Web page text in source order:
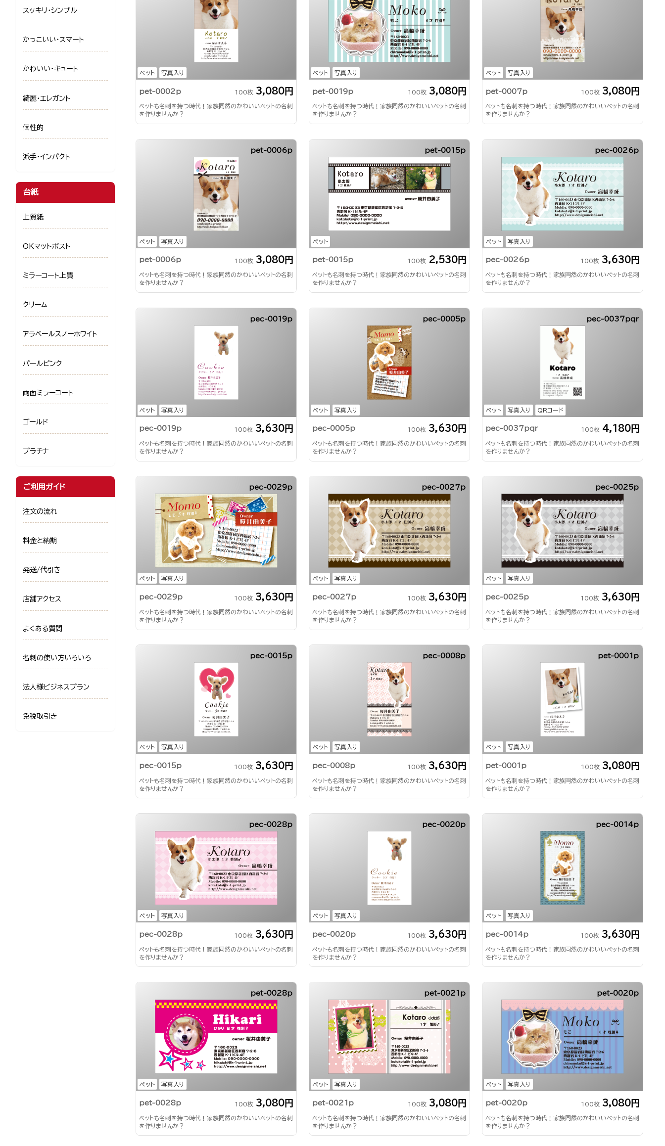
ペット 写真入り
pet-0002p 100枚 3,080円
ペットも名刺を持つ時代！家族同然のかわいいペットの名刺
を作りませんか？
ペット 写真入り
pet-0019p 100枚 3,080円
ペットも名刺を持つ時代！家族同然のかわいいペットの名刺
を作りませんか？
ペット 写真入り
pet-0007p 100枚 3,080円
ペットも名刺を持つ時代！家族同然のかわいいペットの名刺
を作りませんか？
ペット 写真入り
pet-0006p
pet-0006p 100枚 3,080円
ペットも名刺を持つ時代！家族同然のかわいいペットの名刺
を作りませんか？
ペット
pet-0015p
pet-0015p 100枚 2,530円
ペットも名刺を持つ時代！家族同然のかわいいペットの名刺
を作りませんか？
ペット 写真入り
pec-0026p
pec-0026p 100枚 3,630円
ペットも名刺を持つ時代！家族同然のかわいいペットの名刺
を作りませんか？
ペット 写真入り
pec-0019p
pec-0019p 100枚 3,630円
ペットも名刺を持つ時代！家族同然のかわいいペットの名刺
を作りませんか？
ペット 写真入り
pec-0005p
pec-0005p 100枚 3,630円
ペットも名刺を持つ時代！家族同然のかわいいペットの名刺
を作りませんか？
ペット 写真入り QRコード
pec-0037pqr
pec-0037pqr 100枚 4,180円
ペットも名刺を持つ時代！家族同然のかわいいペットの名刺
を作りませんか？
ペット 写真入り
pec-0029p
pec-0029p 100枚 3,630円
ペットも名刺を持つ時代！家族同然のかわいいペットの名刺
を作りませんか？
ペット 写真入り
pec-0027p
pec-0027p 100枚 3,630円
ペットも名刺を持つ時代！家族同然のかわいいペットの名刺
を作りませんか？
ペット 写真入り
pec-0025p
pec-0025p 100枚 3,630円
ペットも名刺を持つ時代！家族同然のかわいいペットの名刺
を作りませんか？
ペット 写真入り
pec-0015p
pec-0015p 100枚 3,630円
ペットも名刺を持つ時代！家族同然のかわいいペットの名刺
を作りませんか？
ペット 写真入り
pec-0008p
pec-0008p 100枚 3,630円
ペットも名刺を持つ時代！家族同然のかわいいペットの名刺
を作りませんか？
ペット 写真入り
pet-0001p
pet-0001p 100枚 3,080円
ペットも名刺を持つ時代！家族同然のかわいいペットの名刺
を作りませんか？
ペット 写真入り
pec-0028p
pec-0028p 100枚 3,630円
ペットも名刺を持つ時代！家族同然のかわいいペットの名刺
を作りませんか？
ペット 写真入り
pec-0020p
pec-0020p 100枚 3,630円
ペットも名刺を持つ時代！家族同然のかわいいペットの名刺
を作りませんか？
ペット 写真入り
pec-0014p
pec-0014p 100枚 3,630円
ペットも名刺を持つ時代！家族同然のかわいいペットの名刺
を作りませんか？
ペット 写真入り
pet-0028p
pet-0028p 100枚 3,080円
ペットも名刺を持つ時代！家族同然のかわいいペットの名刺
を作りませんか？
ペット 写真入り
pet-0021p
pet-0021p 100枚 3,080円
ペットも名刺を持つ時代！家族同然のかわいいペットの名刺
を作りませんか？
ペット 写真入り
pet-0020p
pet-0020p 100枚 3,080円
ペットも名刺を持つ時代！家族同然のかわいいペットの名刺
を作りませんか？
スッキリ・シンプル
かっこいい・スマート
かわいい・キュート
綺麗・エレガント
個性的
派手・インパクト
台紙
上質紙
OKマットポスト
ミラーコート上質
クリーム
アラベールスノーホワイト
パールピンク
両面ミラーコート
ゴールド
プラチナ
ご利用ガイド
注文の流れ
料金と納期
発送/代引き
店舗アクセス
よくある質問
名刺の使い方いろいろ
法人様ビジネスプラン
免税取引き